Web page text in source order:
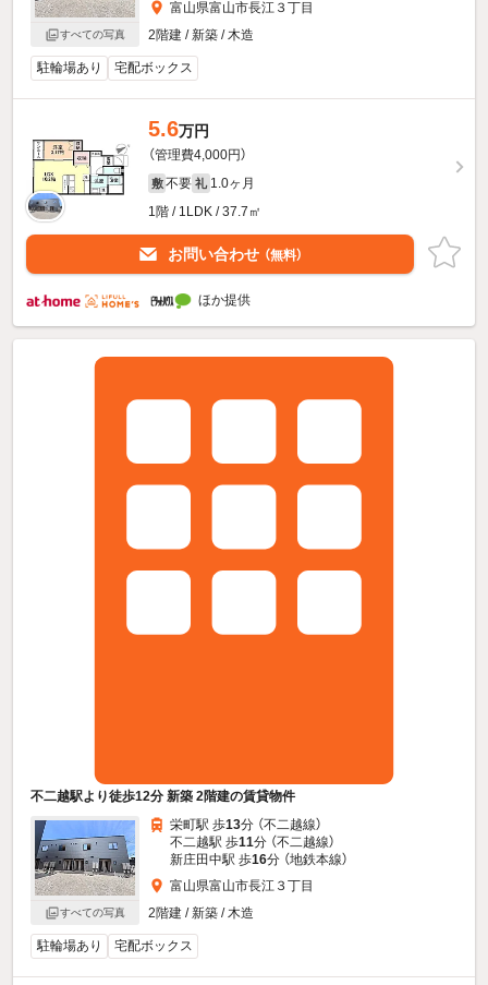
すべての写真
富山県富山市長江３丁目
2階建 / 新築 / 木造
駐輪場あり 宅配ボックス
5.6万円
（管理費4,000円）
敷 不要 礼 1.0ヶ月
1階 / 1LDK / 37.7㎡
お問い合わせ （無料）
ほか提供
不二越駅より徒歩12分 新築 2階建の賃貸物件
すべての写真
栄町駅 歩13分 （不二越線）
不二越駅 歩11分 （不二越線）
新庄田中駅 歩16分 （地鉄本線）
富山県富山市長江３丁目
2階建 / 新築 / 木造
駐輪場あり 宅配ボックス